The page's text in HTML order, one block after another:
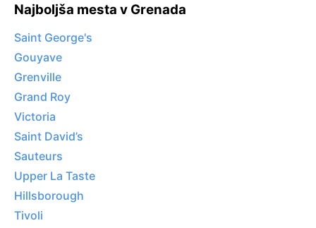
Najboljša mesta v Grenada
Saint George's
Gouyave
Grenville
Grand Roy
Victoria
Saint David’s
Sauteurs
Upper La Taste
Hillsborough
Tivoli